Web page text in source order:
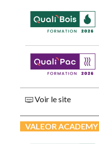
Voir le site
VALEOR ACADEMY